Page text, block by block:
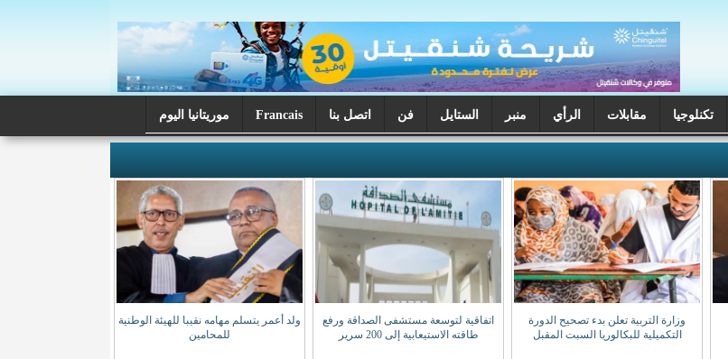
تكنلوجيا مقابلات الرأي منبر الستايل فن اتصل بنا Francais موريتانيا اليوم
وزارة التربية تعلن بدء تصحيح الدورة
التكميلية للبكالوريا السبت المقبل
اتفاقية لتوسعة مستشفى الصداقة ورفع
طاقته الاستيعابية إلى 200 سرير
ولد أعمر يتسلم مهامه نقيبا للهيئة الوطنية
للمحامين